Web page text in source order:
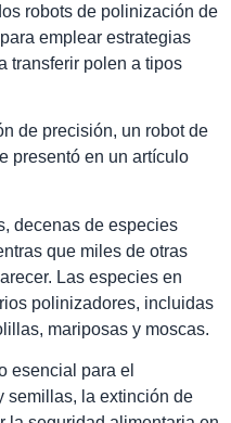
robots de polinización de
emplear estrategias
transferir polen a tipos
de precisión, un robot de
presentó en un artículo
decenas de especies
que miles de otras
Las especies en
polinizadores, incluidas
mariposas y moscas.
esencial para el
semillas, la extinción de